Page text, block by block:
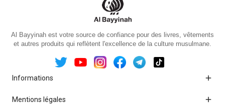
Al Bayyinah est votre source de confiance pour des livres, vêtements
et autres produits qui reflètent l'excellence de la culture musulmane.
Informations 
Mentions légales 